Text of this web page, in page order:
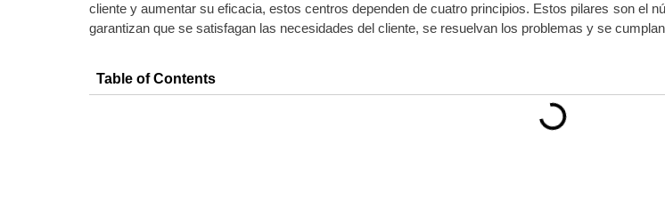
cliente y aumentar su eficacia, estos centros dependen de cuatro principios. Estos pilares son el
garantizan que se satisfagan las necesidades del cliente, se resuelvan los problemas y se
Table of Contents